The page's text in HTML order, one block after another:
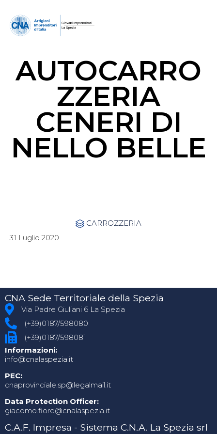
AUTOCARRO
ZZERIA
CENERI DI
NELLO BELLE
 Category
CARROZZERIA
31 Luglio 2020
CNA Sede Territoriale della Spezia
Via Padre Giuliani 6 La Spezia
(+39)0187/598080
(+39)0187/598081
Informazioni:
info@cnalaspezia.it
PEC:
cnaprovinciale.sp@legalmail.it
Data Protection Officer:
giacomo.fiore@cnalaspezia.it
C.A.F. Impresa - Sistema C.N.A. La Spezia srl